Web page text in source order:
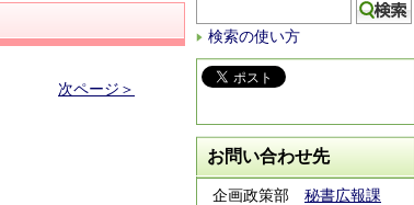
次ページ＞
検索の使い方
お問い合わせ先
企画政策部 秘書広報課